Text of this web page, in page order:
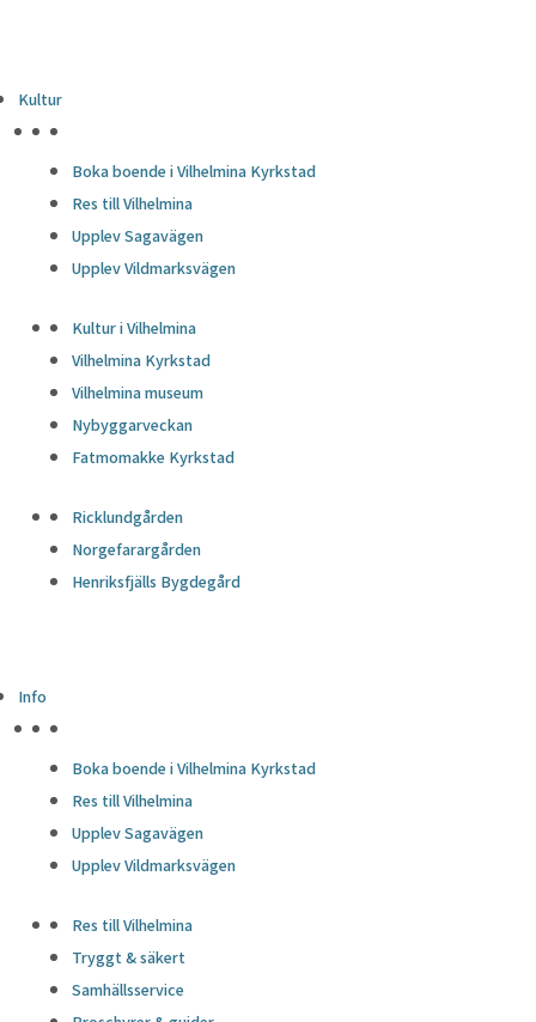
Kultur
Boka boende i Vilhelmina Kyrkstad
Res till Vilhelmina
Upplev Sagavägen
Upplev Vildmarksvägen
Kultur i Vilhelmina
Vilhelmina Kyrkstad
Vilhelmina museum
Nybyggarveckan
Fatmomakke Kyrkstad
Ricklundgården
Norgefarargården
Henriksfjälls Bygdegård
Info
Boka boende i Vilhelmina Kyrkstad
Res till Vilhelmina
Upplev Sagavägen
Upplev Vildmarksvägen
Res till Vilhelmina
Tryggt & säkert
Samhällsservice